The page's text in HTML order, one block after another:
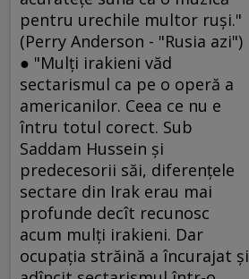
pentru urechile multor ruşi."
(Perry Anderson - "Rusia azi")
● "Mulţi irakieni văd
sectarismul ca pe o operă a
americanilor. Ceea ce nu e
întru totul corect. Sub
Saddam Hussein şi
predecesorii săi, diferenţele
sectare din Irak erau mai
profunde decît recunosc
acum mulţi irakieni. Dar
ocupaţia străină a încurajat şi